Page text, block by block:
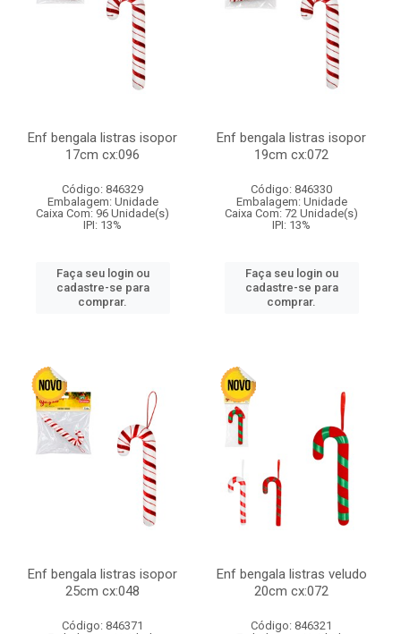
Enf bengala listras isopor
17cm cx:096
Código: 846329
Embalagem: Unidade
Caixa Com: 96 Unidade(s)
IPI: 13%
Faça seu login ou
cadastre-se para
comprar.
Enf bengala listras isopor
19cm cx:072
Código: 846330
Embalagem: Unidade
Caixa Com: 72 Unidade(s)
IPI: 13%
Faça seu login ou
cadastre-se para
comprar.
Enf bengala listras isopor
25cm cx:048
Código: 846371
Enf bengala listras veludo
20cm cx:072
Código: 846321